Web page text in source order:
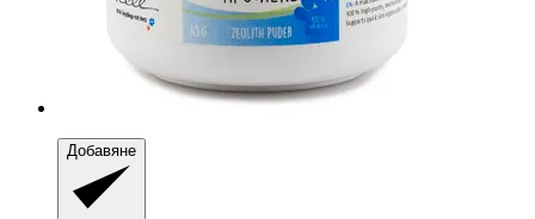
Добавяне